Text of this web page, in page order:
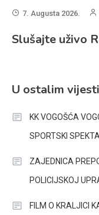
7. Augusta 2026.
Slušajte uživo
U ostalim
KK VOGOŠĆA
SPORTSKI
ZAJEDNICA
POLICIJSKOJ
FILM O KRALJICI